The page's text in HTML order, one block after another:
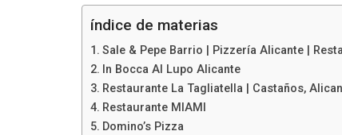
índice de materias
Sale & Pepe Barrio | Pizzería Alicante |
In Bocca Al Lupo Alicante
Restaurante La Tagliatella | Castaños,
Restaurante MIAMI
Domino’s Pizza